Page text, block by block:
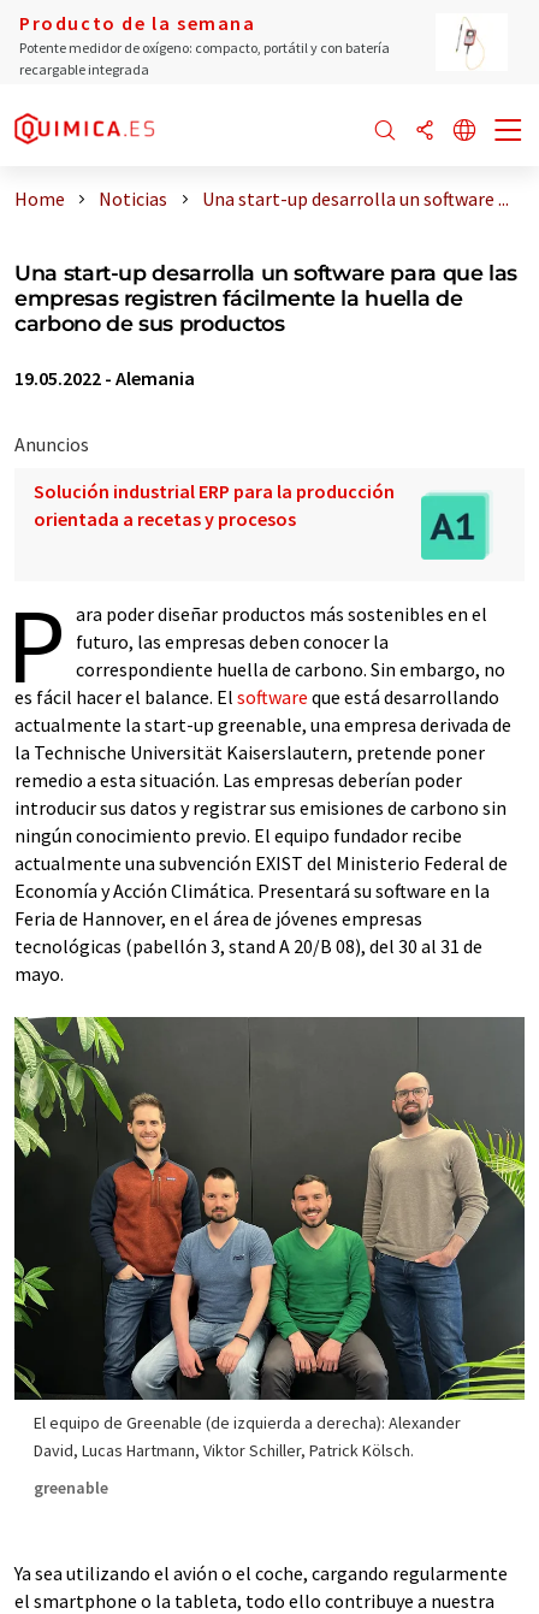
Producto de la semana
Potente medidor de oxígeno: compacto, portátil y con batería
recargable integrada
Home Noticias Una start-up desarrolla un software ...
Una start-up desarrolla un software para que las
empresas registren fácilmente la huella de
carbono de sus productos
19.05.2022 - Alemania
Anuncios
Solución industrial ERP para la producción
orientada a recetas y procesos
P ara poder diseñar productos más sostenibles en el
futuro, las empresas deben conocer la
correspondiente huella de carbono. Sin embargo, no
es fácil hacer el balance. El software que está desarrollando
actualmente la start-up greenable, una empresa derivada de
la Technische Universität Kaiserslautern, pretende poner
remedio a esta situación. Las empresas deberían poder
introducir sus datos y registrar sus emisiones de carbono sin
ningún conocimiento previo. El equipo fundador recibe
actualmente una subvención EXIST del Ministerio Federal de
Economía y Acción Climática. Presentará su software en la
Feria de Hannover, en el área de jóvenes empresas
tecnológicas (pabellón 3, stand A 20/B 08), del 30 al 31 de
mayo.
El equipo de Greenable (de izquierda a derecha): Alexander
David, Lucas Hartmann, Viktor Schiller, Patrick Kölsch.
greenable
Ya sea utilizando el avión o el coche, cargando regularmente
el smartphone o la tableta, todo ello contribuye a nuestra